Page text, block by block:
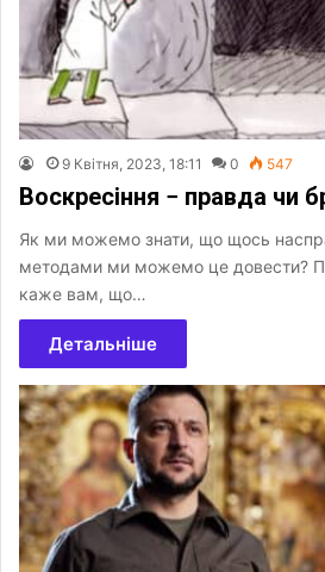
9 Квітня, 2023, 18:11 0 547
Воскресіння − правда чи
Як ми можемо знати, що щось
методами ми можемо це довести?
каже вам, що…
Детальніше